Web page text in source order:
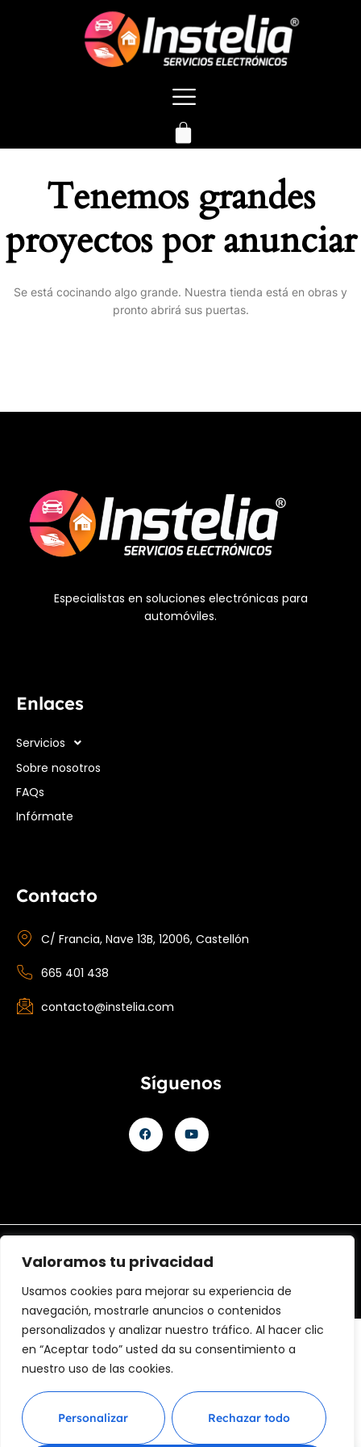
Valoramos tu privacidad
Usamos cookies para mejorar su experiencia de
navegación, mostrarle anuncios o contenidos
personalizados y analizar nuestro tráfico. Al hacer clic
en “Aceptar todo” usted da su consentimiento a
nuestro uso de las cookies.
Personalizar Rechazar todo
Tenemos grandes
proyectos por anunciar
Se está cocinando algo grande. Nuestra tienda está en obras y
pronto abrirá sus puertas.
Especialistas en soluciones electrónicas para
automóviles.
Enlaces
Servicios
Sobre nosotros
FAQs
Infórmate
Contacto
C/ Francia, Nave 13B, 12006, Castellón
665 401 438
contacto@instelia.com
Síguenos
Aviso legalPolítica de Privacidad
@ 2025 Diseñado byClicacs.comymariagonell.com
Financiado por la Unión Europea – NextGenerationEU
en el Programa KIT Digital. Plan de Recuperación,
Transformación y Resiliencia de España «Next
Generation EU». IMPORTE SUBVENCIONADO: 2000.00€